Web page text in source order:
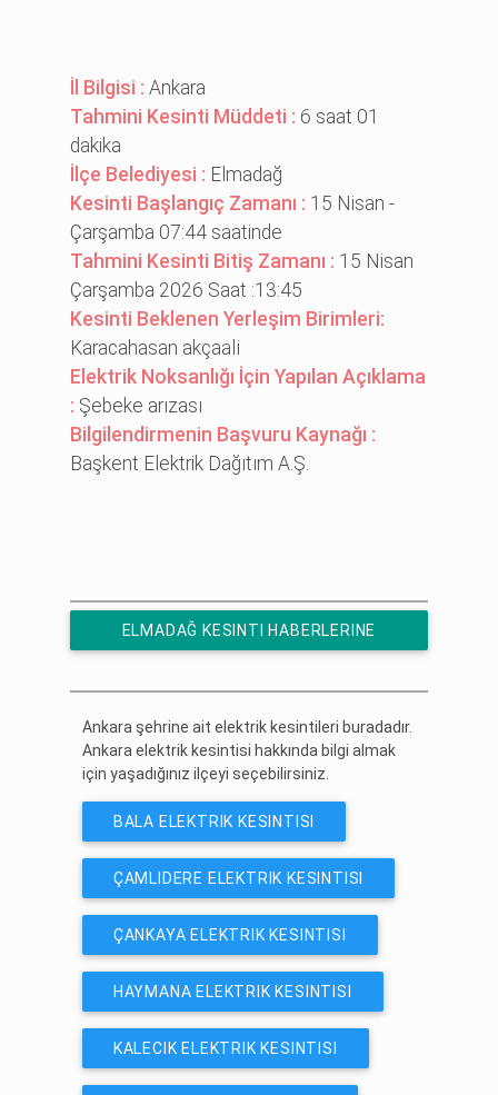
İl Bilgisi :Ankara
Tahmini Kesinti Müddeti : 6 saat 01
dakika
İlçe Belediyesi : Elmadağ
Kesinti Başlangıç Zamanı : 15 Nisan -
Çarşamba 07:44 saatinde
Tahmini Kesinti Bitiş Zamanı : 15 Nisan
Çarşamba 2026 Saat :13:45
Kesinti Beklenen Yerleşim Birimleri:
Karacahasan akçaali̇
Elektrik Noksanlığı İçin Yapılan Açıklama
: Şebeke arızası
Bilgilendirmenin Başvuru Kaynağı :
Başkent Elektrik Dağıtım A.Ş.
ELMADAĞ KESINTI HABERLERINE
Ankara şehrine ait elektrik kesintileri buradadır.
Ankara elektrik kesintisi hakkında bilgi almak
için yaşadığınız ilçeyi seçebilirsiniz.
BALA ELEKTRIK KESINTISI
ÇAMLIDERE ELEKTRIK KESINTISI
ÇANKAYA ELEKTRIK KESINTISI
HAYMANA ELEKTRIK KESINTISI
KALECIK ELEKTRIK KESINTISI